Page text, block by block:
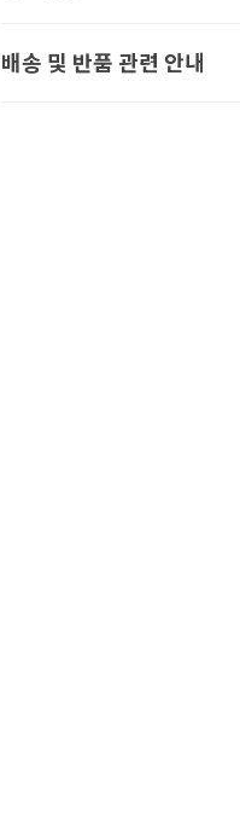
배송 및 반품 관련 안내